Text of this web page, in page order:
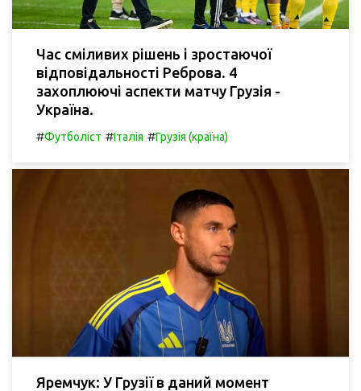
Час сміливих рішень і зростаючої
відповідальності Реброва. 4
захоплюючі аспекти матчу Грузія -
Україна.
#Футболіст #Італія #Грузія (країна)
Яремчук: У Грузії в даний момент